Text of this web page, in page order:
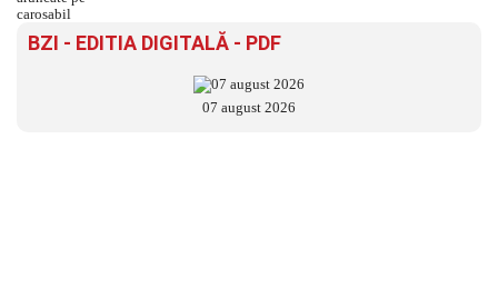
BZI - EDITIA DIGITALĂ - PDF
07 august 2026